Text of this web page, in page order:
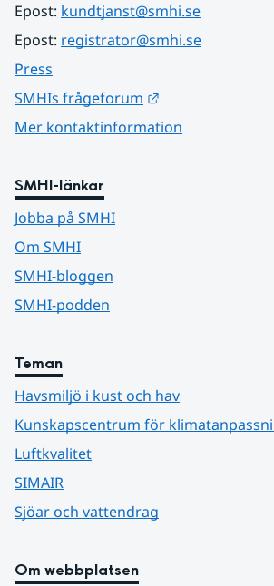
Epost: kundtjanst@smhi.se
Epost: registrator@smhi.se
Press
SMHIs frågeforum
Mer kontaktinformation
SMHI-länkar
Jobba på SMHI
Om SMHI
SMHI-bloggen
SMHI-podden
Teman
Havsmiljö i kust och hav
Kunskapscentrum för
Luftkvalitet
SIMAIR
Sjöar och vattendrag
Om webbplatsen